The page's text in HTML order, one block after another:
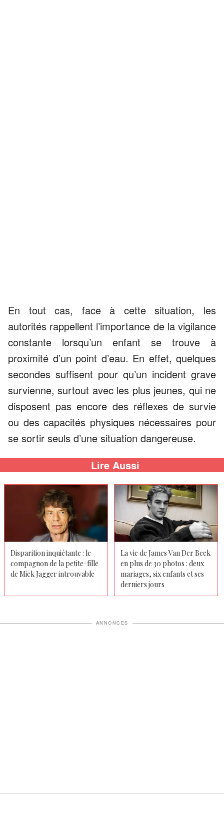
En tout cas, face à cette situation, les
autorités rappellent l’importance de la vigilance
constante lorsqu’un enfant se trouve à
proximité d’un point d’eau. En effet, quelques
secondes suffisent pour qu’un incident grave
survienne, surtout avec les plus jeunes, qui ne
disposent pas encore des réflexes de survie
ou des capacités physiques nécessaires pour
se sortir seuls d’une situation dangereuse.
Lire Aussi
Disparition inquiétante : le
compagnon de la petite-fille
de Mick Jagger introuvable
La vie de James Van Der Beek
en plus de 30 photos : deux
mariages, six enfants et ses
derniers jours
ANNONCES